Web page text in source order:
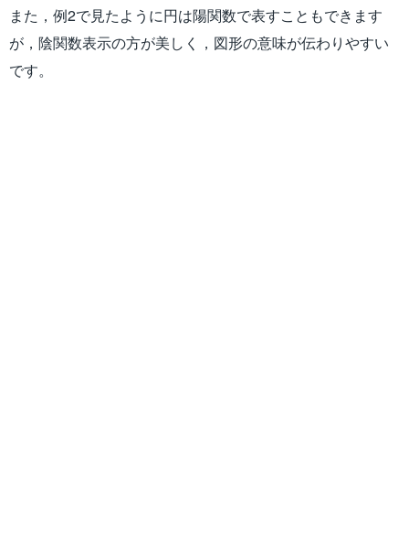
また，例2で見たように円は陽関数で表すこともできます
が，陰関数表示の方が美しく，図形の意味が伝わりやすい
です。